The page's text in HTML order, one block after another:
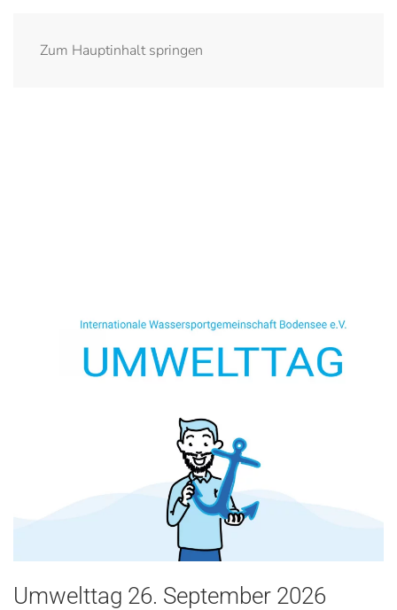
Zum Hauptinhalt springen
IWGB
Umwelttag 26. September 2026